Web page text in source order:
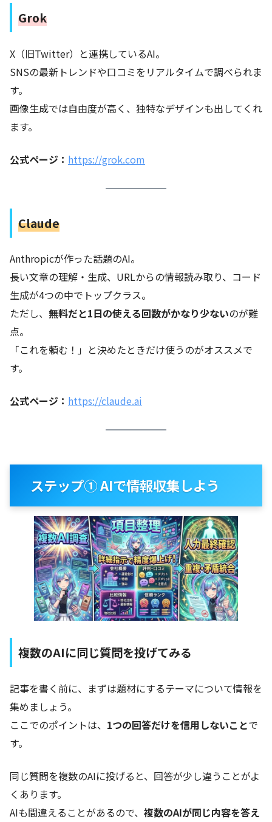
Grok
X（旧Twitter）と連携しているAI。
SNSの最新トレンドや口コミをリアルタイムで調べられま
す。
画像生成では自由度が高く、独特なデザインも出してくれ
ます。
公式ページ ： https://grok.com
Claude
Anthropicが作った話題のAI。
長い文章の理解・生成、URLからの情報読み取り、コード
生成が4つの中でトップクラス。
ただし、 無料だと1日の使える回数がかなり少ないのが難
点。
「これを頼む！」と決めたときだけ使うのがオススメで
す。
公式ページ ： https://claude.ai
ステップ① AIで情報収集しよう
複数のAIに同じ質問を投げてみる
記事を書く前に、まずは題材にするテーマについて情報を
集めましょう。
ここでのポイントは、 1つの回答だけを信用しないことで
す。
同じ質問を複数のAIに投げると、回答が少し違うことがよ
くあります。
AIも間違えることがあるので、 複数のAIが同じ内容を答え